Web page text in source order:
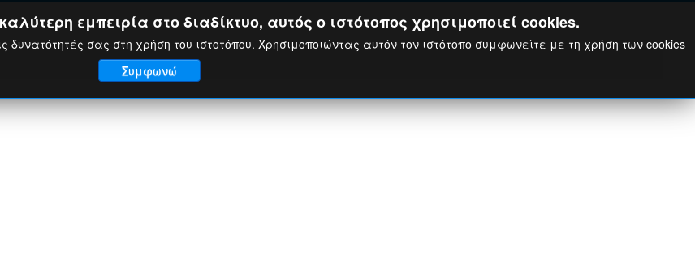
εμπειρία στο διαδίκτυο, αυτός ο ιστότοπος χρησιμοποιεί cookies.
δυνατότητές σας στη χρήση του ιστοτόπου. Χρησιμοποιώντας αυτόν τον ιστότοπο συμφωνείτε με τη χρήση των cookies
Συμφωνώ